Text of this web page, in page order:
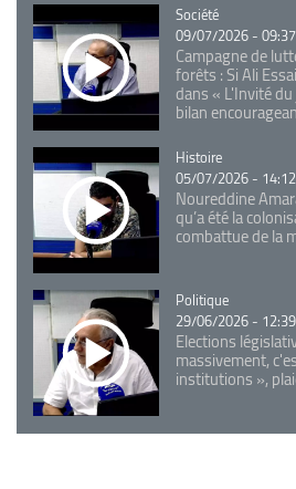
Catégorie
Société
09/07/2026 - 09:37
Campagne de
forêts : Si Ali
dans « L'Invité
bilan
Catégorie
Histoire
05/07/2026 - 14:12
Noureddine
qu’a été la
combattue de la
Catégorie
Politique
29/06/2026 - 12:39
Elections
massivement,
institutions »,